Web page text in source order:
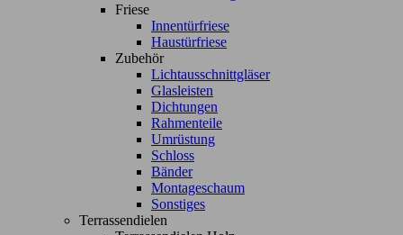
Friese
Innentürfriese
Haustürfriese
Zubehör
Lichtausschnittgläser
Glasleisten
Dichtungen
Rahmenteile
Umrüstung
Schloss
Bänder
Montageschaum
Sonstiges
Terrassendielen